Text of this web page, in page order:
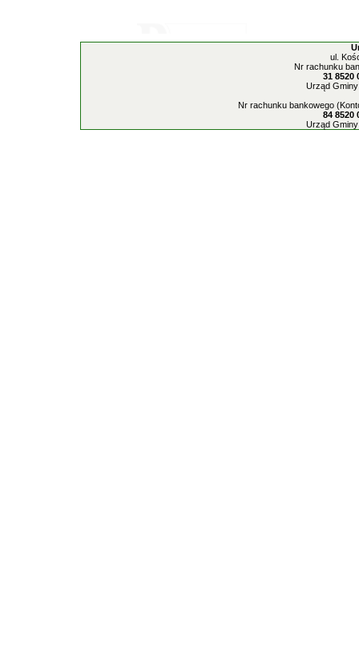
ul.
Nr rachunku
31 8520
Urząd
Nr rachunku bankowego
84 8520
Urząd